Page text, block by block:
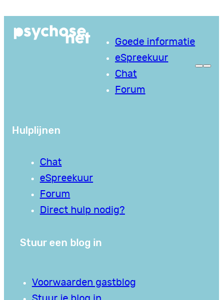
naar
Goede informatie
eSpreekuur
Chat
Forum
Hulplijnen
Chat
eSpreekuur
Forum
Direct hulp nodig?
Stuur een blog in
Voorwaarden gastblog